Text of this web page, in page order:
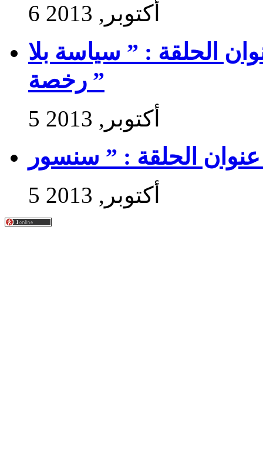
6 أكتوبر, 2013
سير حتى تجي 2 : عنوان الحلقة : ” سياسة بلا
رخصة ”
5 أكتوبر, 2013
5 أكتوبر, 2013